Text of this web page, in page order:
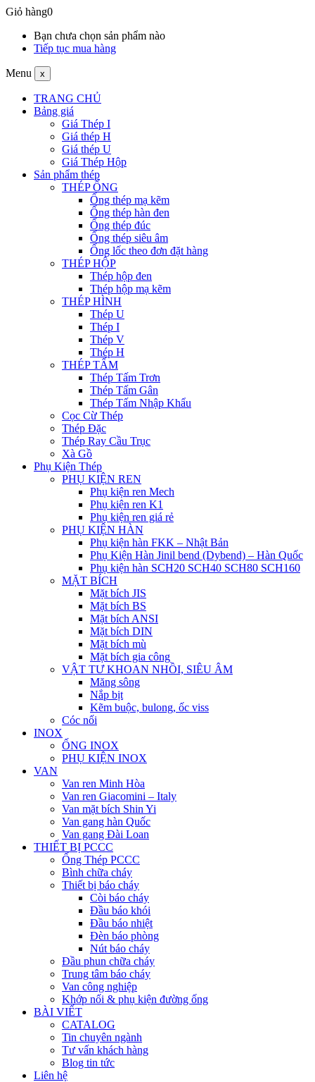
Giỏ hàng0
Bạn chưa chọn sản phẩm nào
Tiếp tục mua hàng
Menu x
TRANG CHỦ
Bảng giá
Giá Thép I
Giá thép H
Giá thép U
Giá Thép Hộp
Sản phẩm thép
THÉP ỐNG
Ống thép mạ kẽm
Ống thép hàn đen
Ống thép đúc
Ống thép siêu âm
Ống lốc theo đơn đặt hàng
THÉP HỘP
Thép hộp đen
Thép hộp mạ kẽm
THÉP HÌNH
Thép U
Thép I
Thép V
Thép H
THÉP TẤM
Thép Tấm Trơn
Thép Tấm Gân
Thép Tấm Nhập Khẩu
Cọc Cừ Thép
Thép Đặc
Thép Ray Cầu Trục
Xà Gồ
Phụ Kiện Thép
PHỤ KIỆN REN
Phụ kiện ren Mech
Phụ kiện ren K1
Phụ kiện ren giá rẻ
PHỤ KIỆN HÀN
Phụ kiện hàn FKK – Nhật Bản
Phụ Kiện Hàn Jinil bend (Dybend) – Hàn Quốc
Phụ kiện hàn SCH20 SCH40 SCH80 SCH160
MẶT BÍCH
Mặt bích JIS
Mặt bích BS
Mặt bích ANSI
Mặt bích DIN
Mặt bích mù
Mặt bích gia công
VẬT TƯ KHOAN NHỒI, SIÊU ÂM
Măng sông
Nắp bịt
Kẽm buộc, bulong, ốc viss
Cóc nối
INOX
ỐNG INOX
PHỤ KIỆN INOX
VAN
Van ren Minh Hòa
Van ren Giacomini – Italy
Van mặt bích Shin Yi
Van gang hàn Quốc
Van gang Đài Loan
THIẾT BỊ PCCC
Ống Thép PCCC
Bình chữa cháy
Thiết bị báo cháy
Còi báo cháy
Đầu báo khói
Đầu báo nhiệt
Đèn báo phòng
Nút báo cháy
Đầu phun chữa cháy
Trung tâm báo cháy
Van công nghiệp
Khớp nối & phụ kiện đường ống
BÀI VIẾT
CATALOG
Tin chuyên ngành
Tư vấn khách hàng
Blog tin tức
Liên hệ